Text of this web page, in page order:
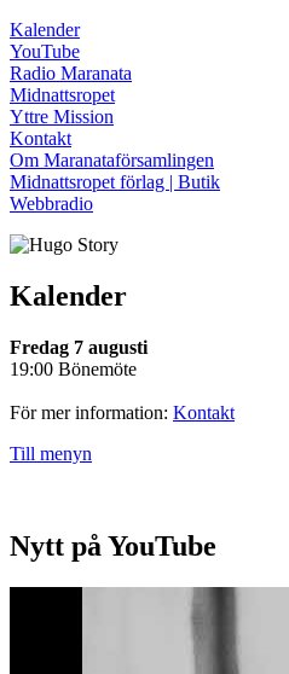
Kalender
YouTube
Radio Maranata
Midnattsropet
Yttre Mission
Kontakt
Om Maranataförsamlingen
Midnattsropet förlag | Butik
Webbradio
Kalender
Fredag 7 augusti
19:00 Bönemöte
För mer information: Kontakt
Till menyn
Nytt på YouTube